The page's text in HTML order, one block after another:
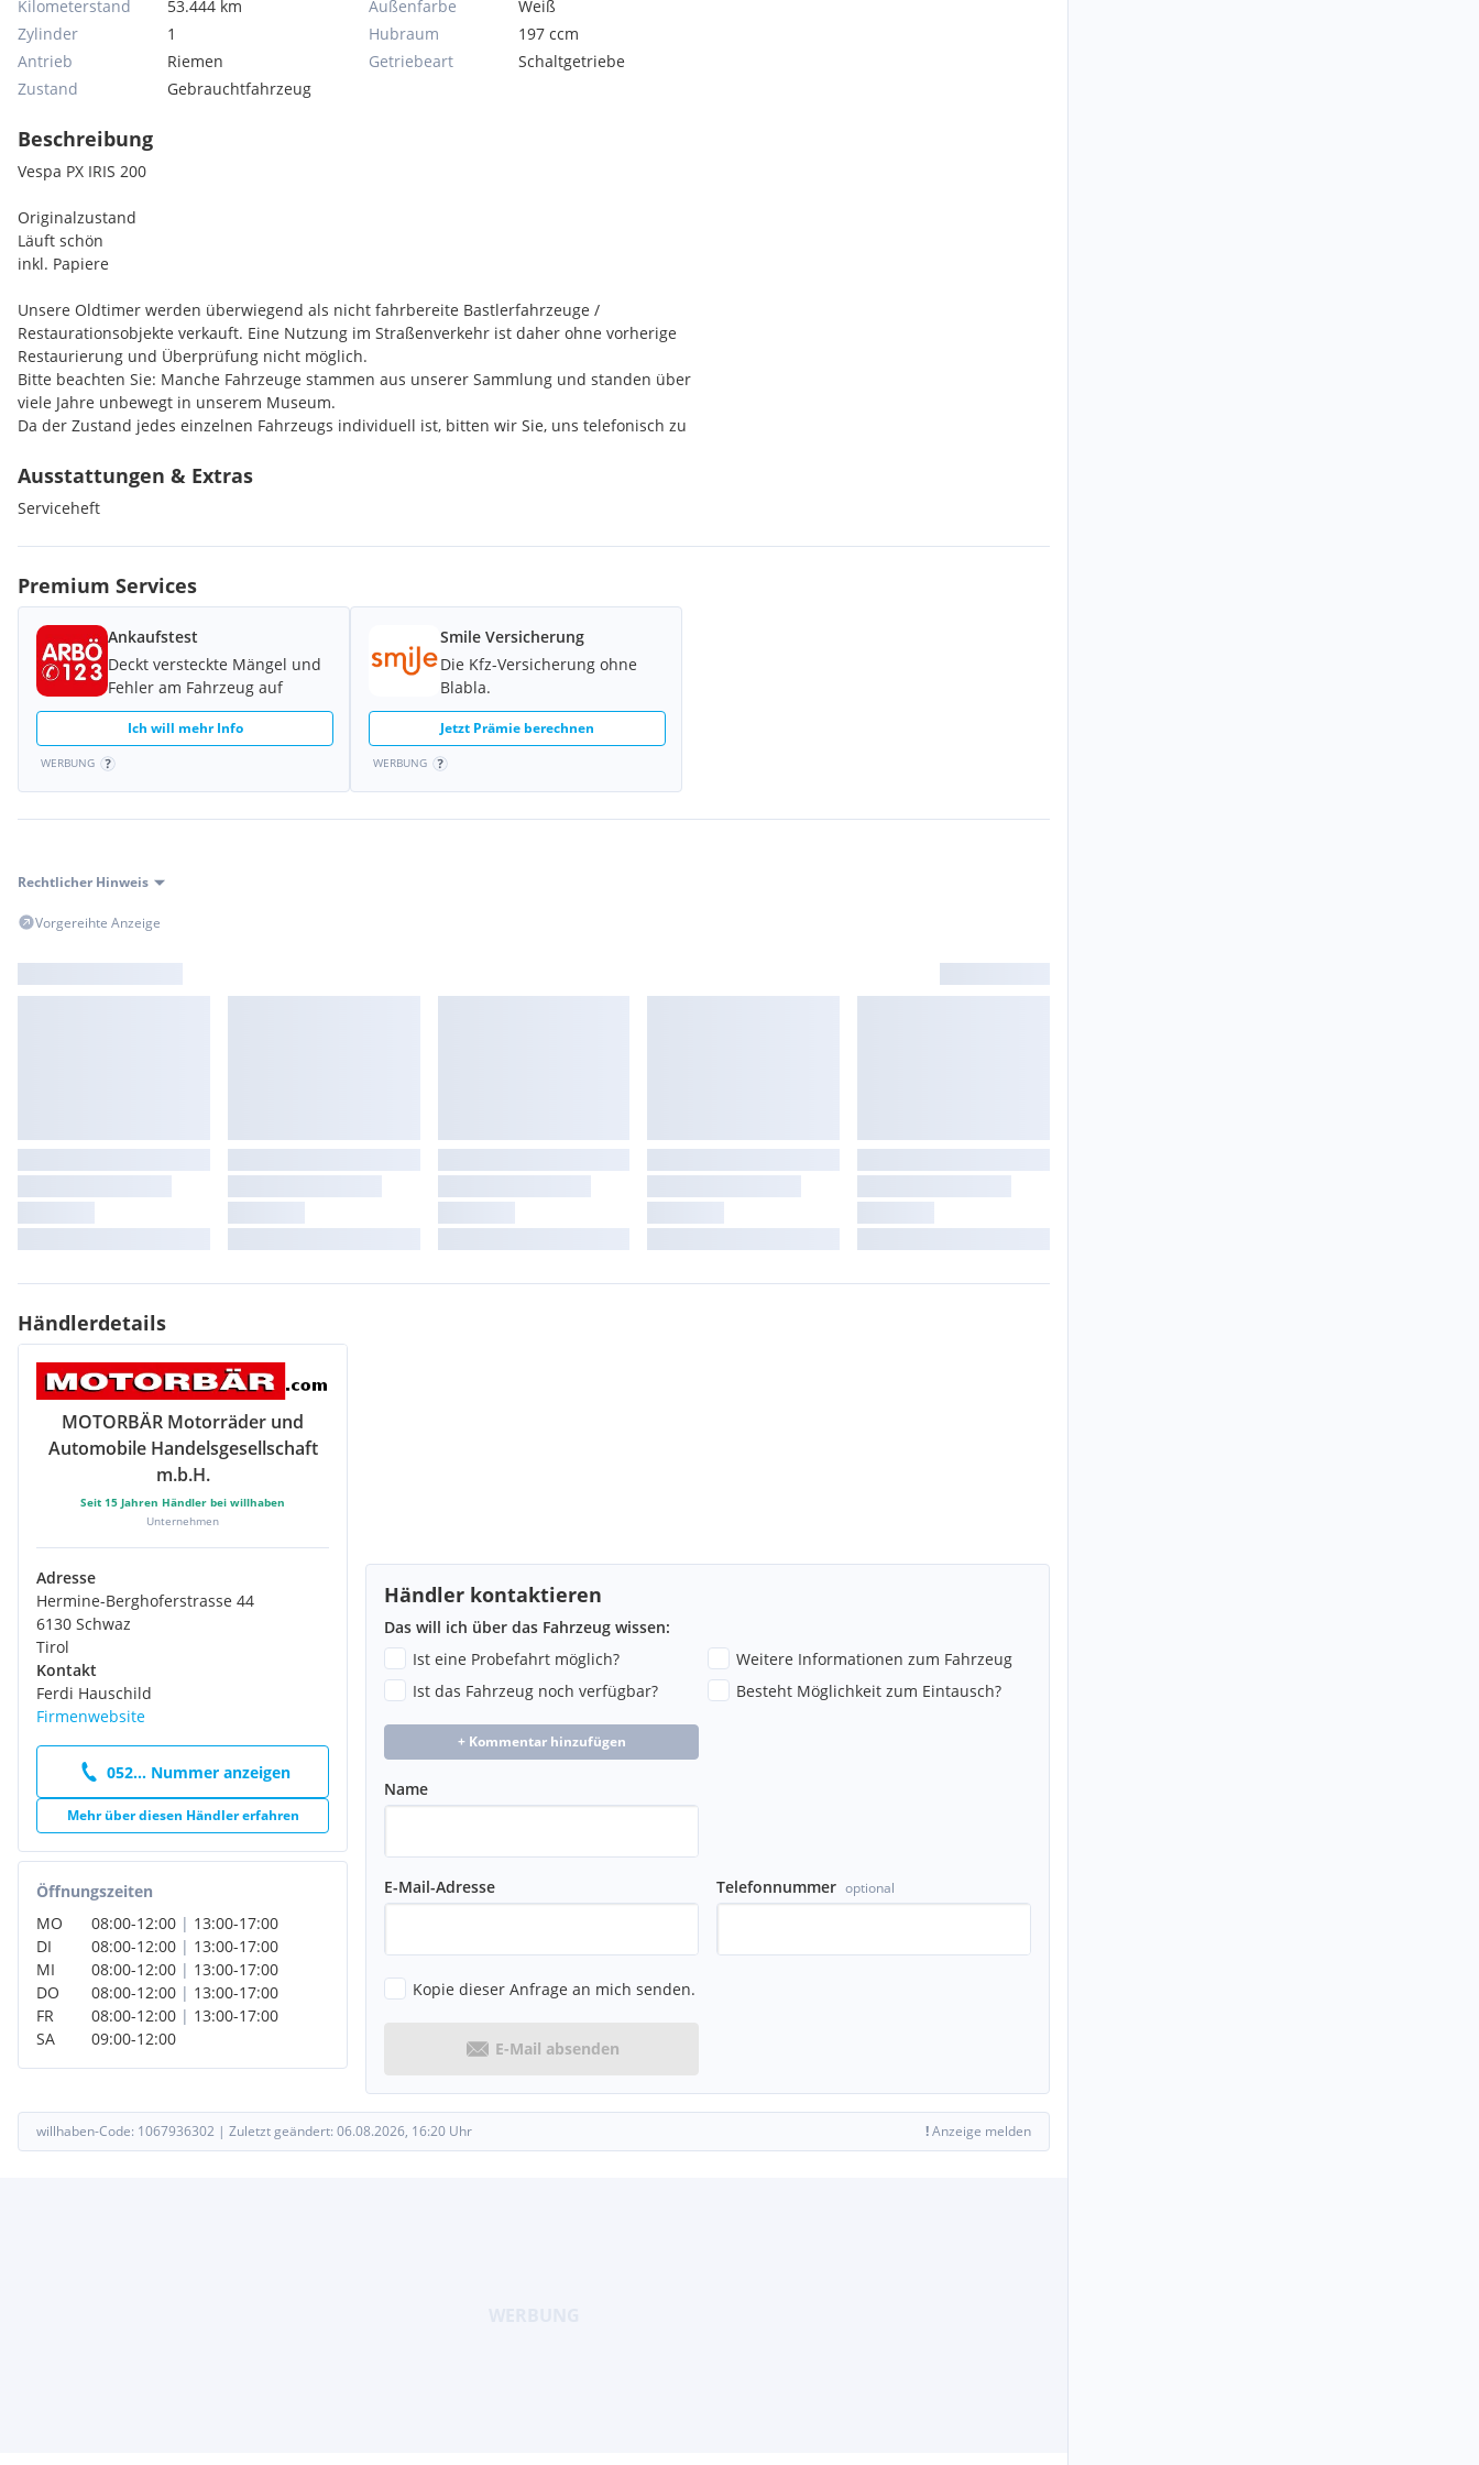
Kilometerstand
53.444 km
Zylinder
1
Antrieb
Riemen
Zustand
Gebrauchtfahrzeug
Außenfarbe
Weiß
Hubraum
197 ccm
Getriebeart
Schaltgetriebe
Beschreibung
Vespa PX IRIS 200
Originalzustand
Läuft schön
inkl. Papiere
Unsere Oldtimer werden überwiegend als nicht fahrbereite Bastlerfahrzeuge /
Restaurationsobjekte verkauft. Eine Nutzung im Straßenverkehr ist daher ohne vorherige
Restaurierung und Überprüfung nicht möglich.
Bitte beachten Sie: Manche Fahrzeuge stammen aus unserer Sammlung und standen über
viele Jahre unbewegt in unserem Museum.
Da der Zustand jedes einzelnen Fahrzeugs individuell ist, bitten wir Sie, uns telefonisch zu
Fahrzeugs besprechen und vor Ort ansehen.
Einige Fahrzeuge sind grundsätzlich fahrbereit – dies klären wir gerne individuell im
Gespräch.
Ausstattungen & Extras
Serviceheft
Premium Services
Ankaufstest
Deckt versteckte Mängel und
Fehler am Fahrzeug auf
Ich will mehr Info
WERBUNG
Smile Versicherung
Die Kfz-Versicherung ohne
Blabla.
Jetzt Prämie berechnen
WERBUNG
Rechtlicher Hinweis
Vorgereihte Anzeige
Händlerdetails
MOTORBÄR Motorräder und
Automobile Handelsgesellschaft
m.b.H.
Seit 15 Jahren Händler bei willhaben
Unternehmen
Adresse
Hermine-Berghoferstrasse 44
6130 Schwaz
Tirol
Kontakt
Ferdi Hauschild
Firmenwebsite
052... Nummer anzeigen
Mehr über diesen Händler erfahren
Öffnungszeiten
MO
08:00-12:00 | 13:00-17:00
DI
08:00-12:00 | 13:00-17:00
MI
08:00-12:00 | 13:00-17:00
DO
08:00-12:00 | 13:00-17:00
FR
08:00-12:00 | 13:00-17:00
SA
09:00-12:00
Händler kontaktieren
Das will ich über das Fahrzeug wissen:
Ist eine Probefahrt möglich?
Weitere Informationen zum Fahrzeug
Ist das Fahrzeug noch verfügbar?
Besteht Möglichkeit zum Eintausch?
+ Kommentar hinzufügen
Name
E-Mail-Adresse Telefonnummer optional
Kopie dieser Anfrage an mich senden.
E-Mail absenden
willhaben-Code: 1067936302 | Zuletzt geändert: 06.08.2026, 16:20 Uhr !Anzeige melden